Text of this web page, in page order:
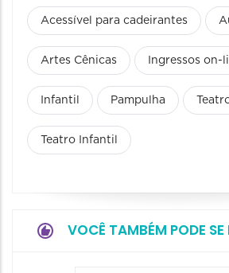
Acessível para cadeirantes
Artes Cênicas Ingressos on-
Infantil Pampulha
Teatro Infantil
VOCÊ TAMBÉM PODE SE